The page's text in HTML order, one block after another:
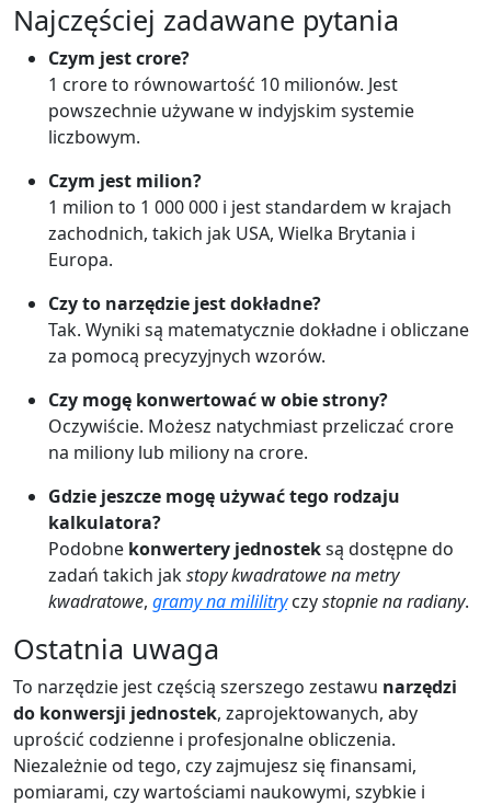
Najczęściej zadawane pytania
Czym jest crore?
1 crore to równowartość 10 milionów. Jest
powszechnie używane w indyjskim systemie
liczbowym.
Czym jest milion?
1 milion to 1 000 000 i jest standardem w krajach
zachodnich, takich jak USA, Wielka Brytania i
Europa.
Czy to narzędzie jest dokładne?
Tak. Wyniki są matematycznie dokładne i obliczane
za pomocą precyzyjnych wzorów.
Czy mogę konwertować w obie strony?
Oczywiście. Możesz natychmiast przeliczać crore
na miliony lub miliony na crore.
Gdzie jeszcze mogę używać tego rodzaju
kalkulatora?
Podobne konwertery jednosteksą dostępne do
zadań takich jakstopy kwadratowe na metry
kwadratowe, gramy na mililitryczystopnie na radiany.
Ostatnia uwaga
To narzędzie jest częścią szerszego zestawu narzędzi
do konwersji jednostek, zaprojektowanych, aby
uprościć codzienne i profesjonalne obliczenia.
Niezależnie od tego, czy zajmujesz się finansami,
pomiarami, czy wartościami naukowymi, szybkie i